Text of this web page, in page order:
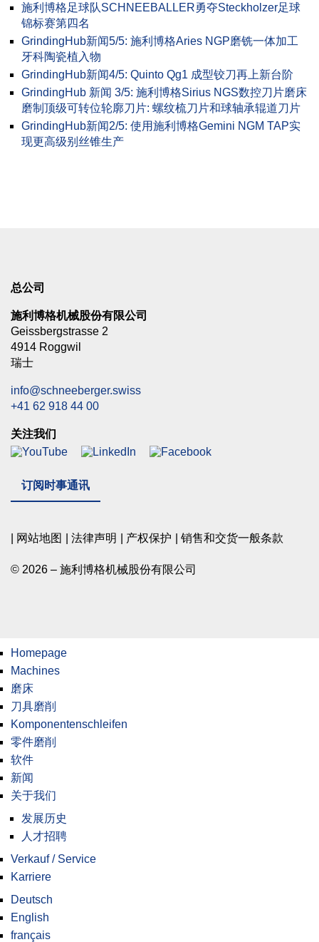
施利博格足球队SCHNEEBALLER勇夺Steckholzer足球
锦标赛第四名
GrindingHub新闻5/5: 施利博格Aries NGP磨铣一体加工
牙科陶瓷植入物
GrindingHub新闻4/5: Quinto Qg1 成型铰刀再上新台阶
GrindingHub 新闻 3/5: 施利博格Sirius NGS数控刀片磨床
磨制顶级可转位轮廓刀片: 螺纹梳刀片和球轴承辊道刀片
GrindingHub新闻2/5: 使用施利博格Gemini NGM TAP实
现更高级别丝锥生产
总公司
施利博格机械股份有限公司
Geissbergstrasse 2
4914 Roggwil
瑞士
info@schneeberger.swiss
+41 62 918 44 00
关注我们
订阅时事通讯
网站地图 法律声明 产权保护 销售和交货一般条款
© 2026 – 施利博格机械股份有限公司
Homepage
Machines
磨床
刀具磨削
Komponentenschleifen
零件磨削
软件
新闻
关于我们
发展历史
人才招聘
Verkauf / Service
Karriere
Deutsch
English
français